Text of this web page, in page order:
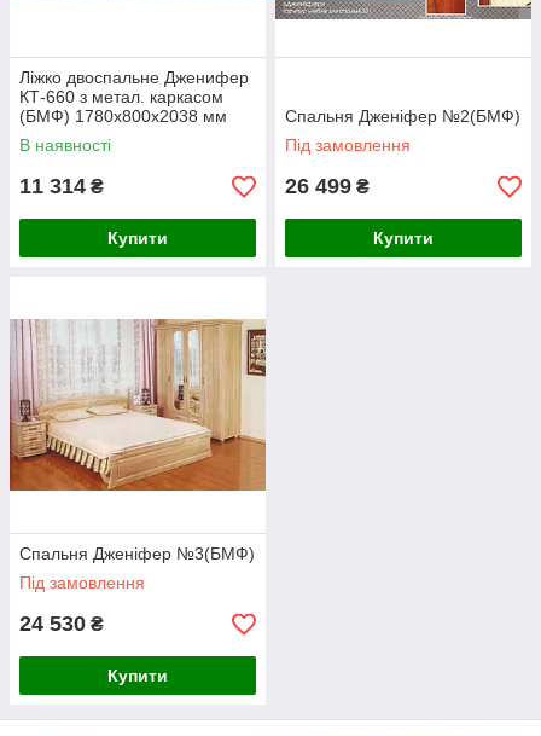
Ліжко двоспальне Дженифер
КТ-660 з метал. каркасом
(БМФ) 1780х800х2038 мм
акація
В наявності
11 314 ₴
Купити
Спальня Дженіфер №2(БМФ)
Під замовлення
26 499 ₴
Купити
Спальня Дженіфер №3(БМФ)
Під замовлення
24 530 ₴
Купити